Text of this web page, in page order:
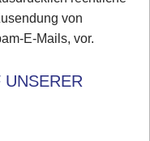
von
E-Mails, vor.
UNSERER